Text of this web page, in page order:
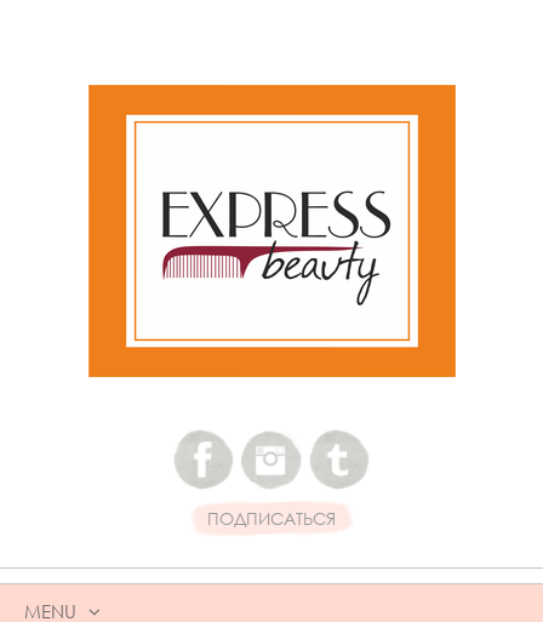
ПОДПИСАТЬСЯ
MENU